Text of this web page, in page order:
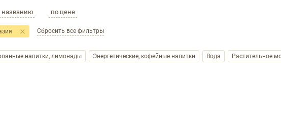
названию по цене
Сбросить все фильтры
напитки, лимонады Энергетические, кофейные напитки Вода Растительное